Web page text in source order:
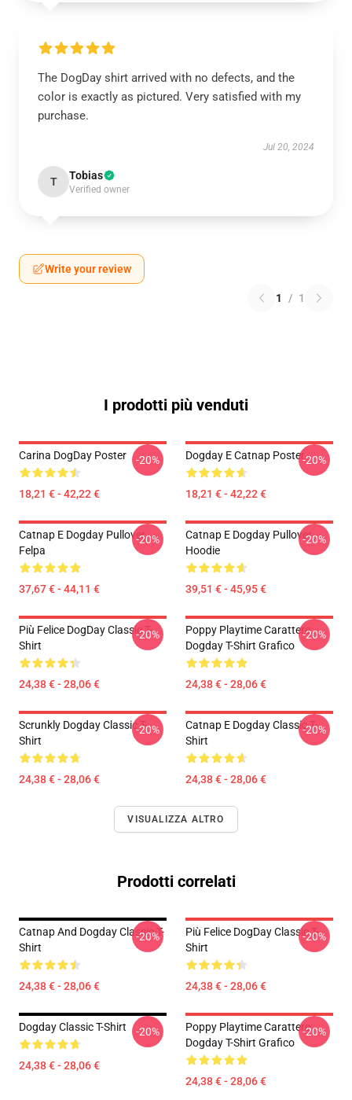
The DogDay shirt arrived with no defects, and the
color is exactly as pictured. Very satisfied with my
purchase.
Jul 20, 2024
T Tobias
Verified owner
Write your review
1 / 1
I prodotti più venduti
Carina DogDay Poster
18,21 € - 42,22 €
-20% Dogday E Catnap Poster
18,21 € - 42,22 €
-20%
Catnap E Dogday Pullover
Felpa
37,67 € - 44,11 €
-20%
Catnap E Dogday Pullover
Hoodie
39,51 € - 45,95 €
-20%
Più Felice DogDay Classic T-
Shirt
24,38 € - 28,06 €
-20%
Poppy Playtime Carattere:
Dogday T-Shirt Grafico
24,38 € - 28,06 €
-20%
Scrunkly Dogday Classic T-
Shirt
24,38 € - 28,06 €
-20%
Catnap E Dogday Classic T-
Shirt
24,38 € - 28,06 €
-20%
VISUALIZZA ALTRO
Prodotti correlati
Catnap And Dogday Classic T-
Shirt
24,38 € - 28,06 €
-20%
Più Felice DogDay Classic T-
Shirt
24,38 € - 28,06 €
-20%
Dogday Classic T-Shirt
24,38 € - 28,06 €
-20%
Poppy Playtime Carattere:
Dogday T-Shirt Grafico
24,38 € - 28,06 €
-20%